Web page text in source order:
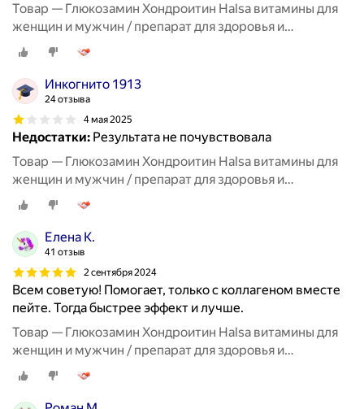
Товар — Глюкозамин Хондроитин Halsa витамины для
женщин и мужчин / препарат для здоровья и
восстановления хрящевой ткани, суставов и связок, 90
таблеток
Инкогнито 1913
24 отзыва
4 мая 2025
Недостатки: Результата не почувствовала
Товар — Глюкозамин Хондроитин Halsa витамины для
женщин и мужчин / препарат для здоровья и
восстановления хрящевой ткани, суставов и связок, 90
таблеток
Елена К.
41 отзыв
2 сентября 2024
Всем советую! Помогает, только с коллагеном вместе
пейте. Тогда быстрее эффект и лучше.
Товар — Глюкозамин Хондроитин Halsa витамины для
женщин и мужчин / препарат для здоровья и
восстановления хрящевой ткани, суставов и связок, 90
таблеток